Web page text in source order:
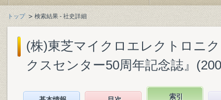
トップ 検索結果 - 社史詳細
(株)東芝マイクロエレクトロニ
クスセンター50周年記念誌』
索引